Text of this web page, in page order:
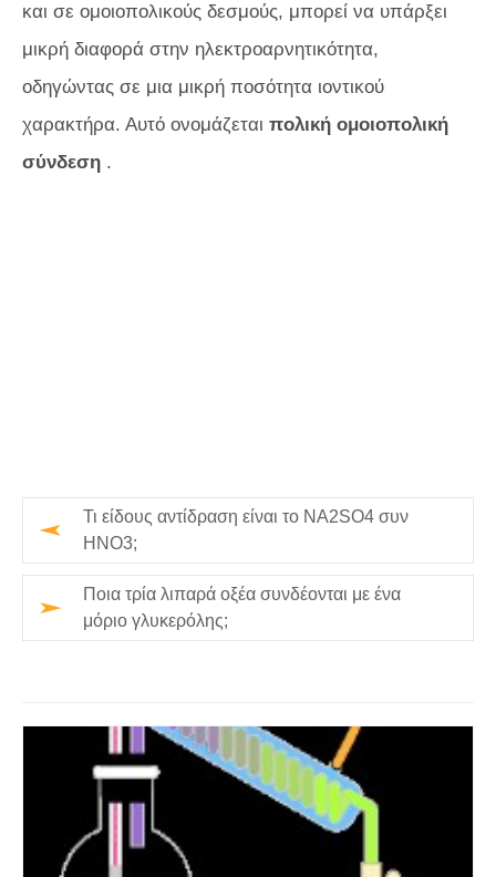
και σε ομοιοπολικούς δεσμούς, μπορεί να υπάρξει
μικρή διαφορά στην ηλεκτροαρνητικότητα,
οδηγώντας σε μια μικρή ποσότητα ιοντικού
χαρακτήρα. Αυτό ονομάζεται πολική ομοιοπολική
σύνδεση .
Τι είδους αντίδραση είναι το NA2SO4 συν
HNO3;
Ποια τρία λιπαρά οξέα συνδέονται με ένα
μόριο γλυκερόλης;